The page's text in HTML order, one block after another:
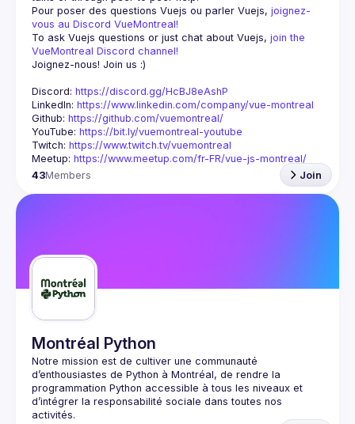
Pour poser des questions Vuejs ou parler Vuejs, joignez-
vous au Discord VueMontreal!
To ask Vuejs questions or just chat about Vuejs, join the
VueMontreal Discord channel!
Joignez-nous! Join us :)
Discord: https://discord.gg/HcBJ8eAshP
LinkedIn: https://www.linkedin.com/company/vue-montreal
Github: https://github.com/vuemontreal/
YouTube: https://bit.ly/vuemontreal-youtube
Twitch: https://www.twitch.tv/vuemontreal
Meetup: https://www.meetup.com/fr-FR/vue-js-montreal/
43Members Join
Montréal Python
Notre mission est de cultiver une communauté
d’enthousiastes de Python à Montréal, de rendre la
programmation Python accessible à tous les niveaux et
d’intégrer la responsabilité sociale dans toutes nos